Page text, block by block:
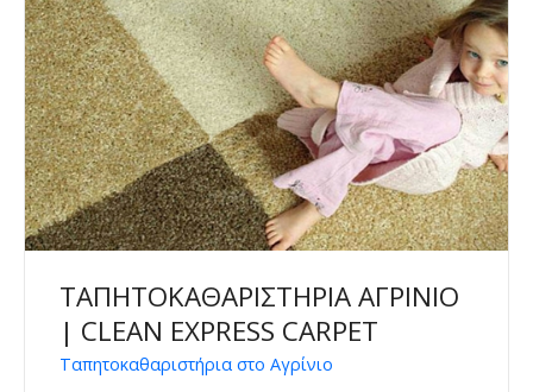
ΤΑΠΗΤΟΚΑΘΑΡΙΣΤΗΡΙΑ ΑΓΡΙΝΙΟ
| CLEAN EXPRESS CARPET
Ταπητοκαθαριστήρια στο Αγρίνιο